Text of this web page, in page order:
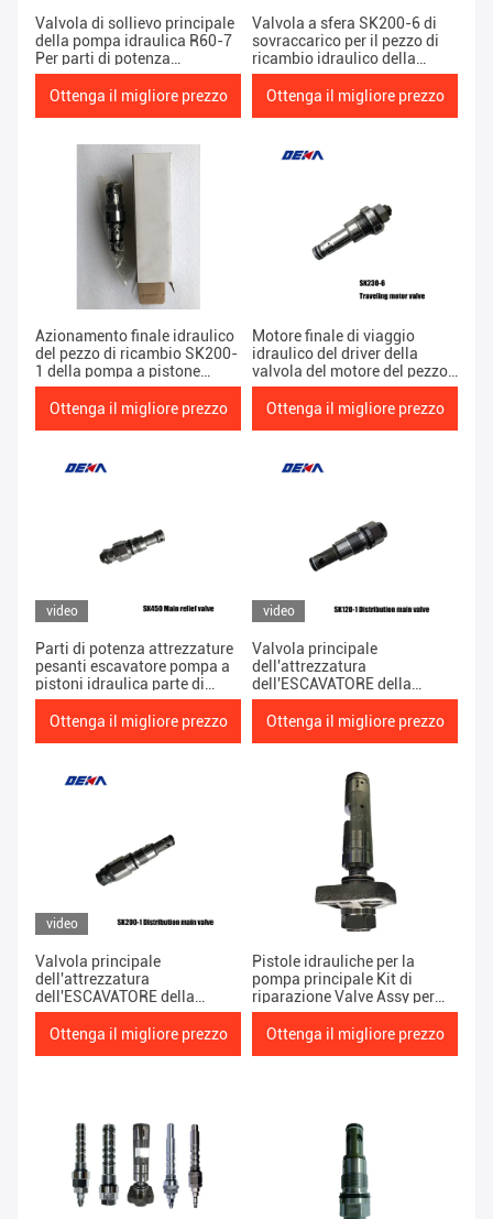
Valvola di sollievo principale
della pompa idraulica R60-7
Per parti di potenza
attrezzature pesanti
escavatore ricambi motore
Ottenga il migliore prezzo
Valvola a sfera SK200-6 di
sovraccarico per il pezzo di
ricambio idraulico della
pompa a pistone
dell'ESCAVATORE pesante
Ottenga il migliore prezzo
Azionamento finale idraulico
del pezzo di ricambio SK200-
1 della pompa a pistone
dell'ESCAVATORE pesante
dell'attrezzatura delle parti di
Ottenga il migliore prezzo
Motore finale di viaggio
idraulico del driver della
valvola del motore del pezzo
di ricambio SK230-6 della
pompa a pistone
potere
Ottenga il migliore prezzo
video
Parti di potenza attrezzature
pesanti escavatore pompa a
pistoni idraulica parte di
ricambio SK450 Valvola di
sollievo principale per pompa
Ottenga il migliore prezzo
video
Valvola principale
dell'attrezzatura
dell'ESCAVATORE della
pompa a pistone di
distribuzione idraulica
Ottenga il migliore prezzo
video
Valvola principale
dell'attrezzatura
dell'ESCAVATORE della
pompa a pistone di
distribuzione idraulica
Ottenga il migliore prezzo
Pistole idrauliche per la
pompa principale Kit di
riparazione Valve Assy per
PC360-7
Ottenga il migliore prezzo